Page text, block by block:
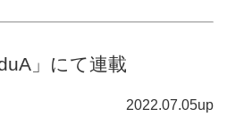
」にて連載
2022.07.05up